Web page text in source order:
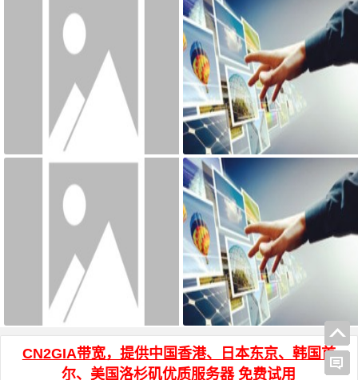
宝塔面板搭建可道云 可访问系统
AdGuard Home和网站共存安装方
js页面跳转 和 js打开新窗口 方法
HTML页面输入密码才能访问加密
代码
CN2GIA带宽，提供中国香港、日本东京、韩国首
尔、美国洛杉矶优质服务器 免费试用